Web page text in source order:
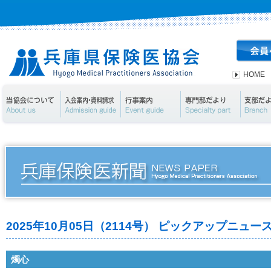
HOME
2025年10月05日（2114号） ピックアップニュー
燭心